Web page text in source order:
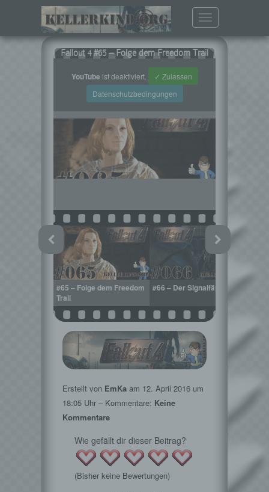
Toggle
navigation
Fallout 4 #65 – Folge dem Freedom Trail
YouTube ist deaktiviert.
✓ Zulassen
Datenschutzbedingungen
#65 – Folge dem Freedom
Trail
#66 – Der Signalfänger
Erstellt von EmKa am 12. April 2016 um
18:05 Uhr – Kommentare: Keine
Kommentare
Wie gefällt dir dieser Beitrag?
(Bisher keine Bewertungen)